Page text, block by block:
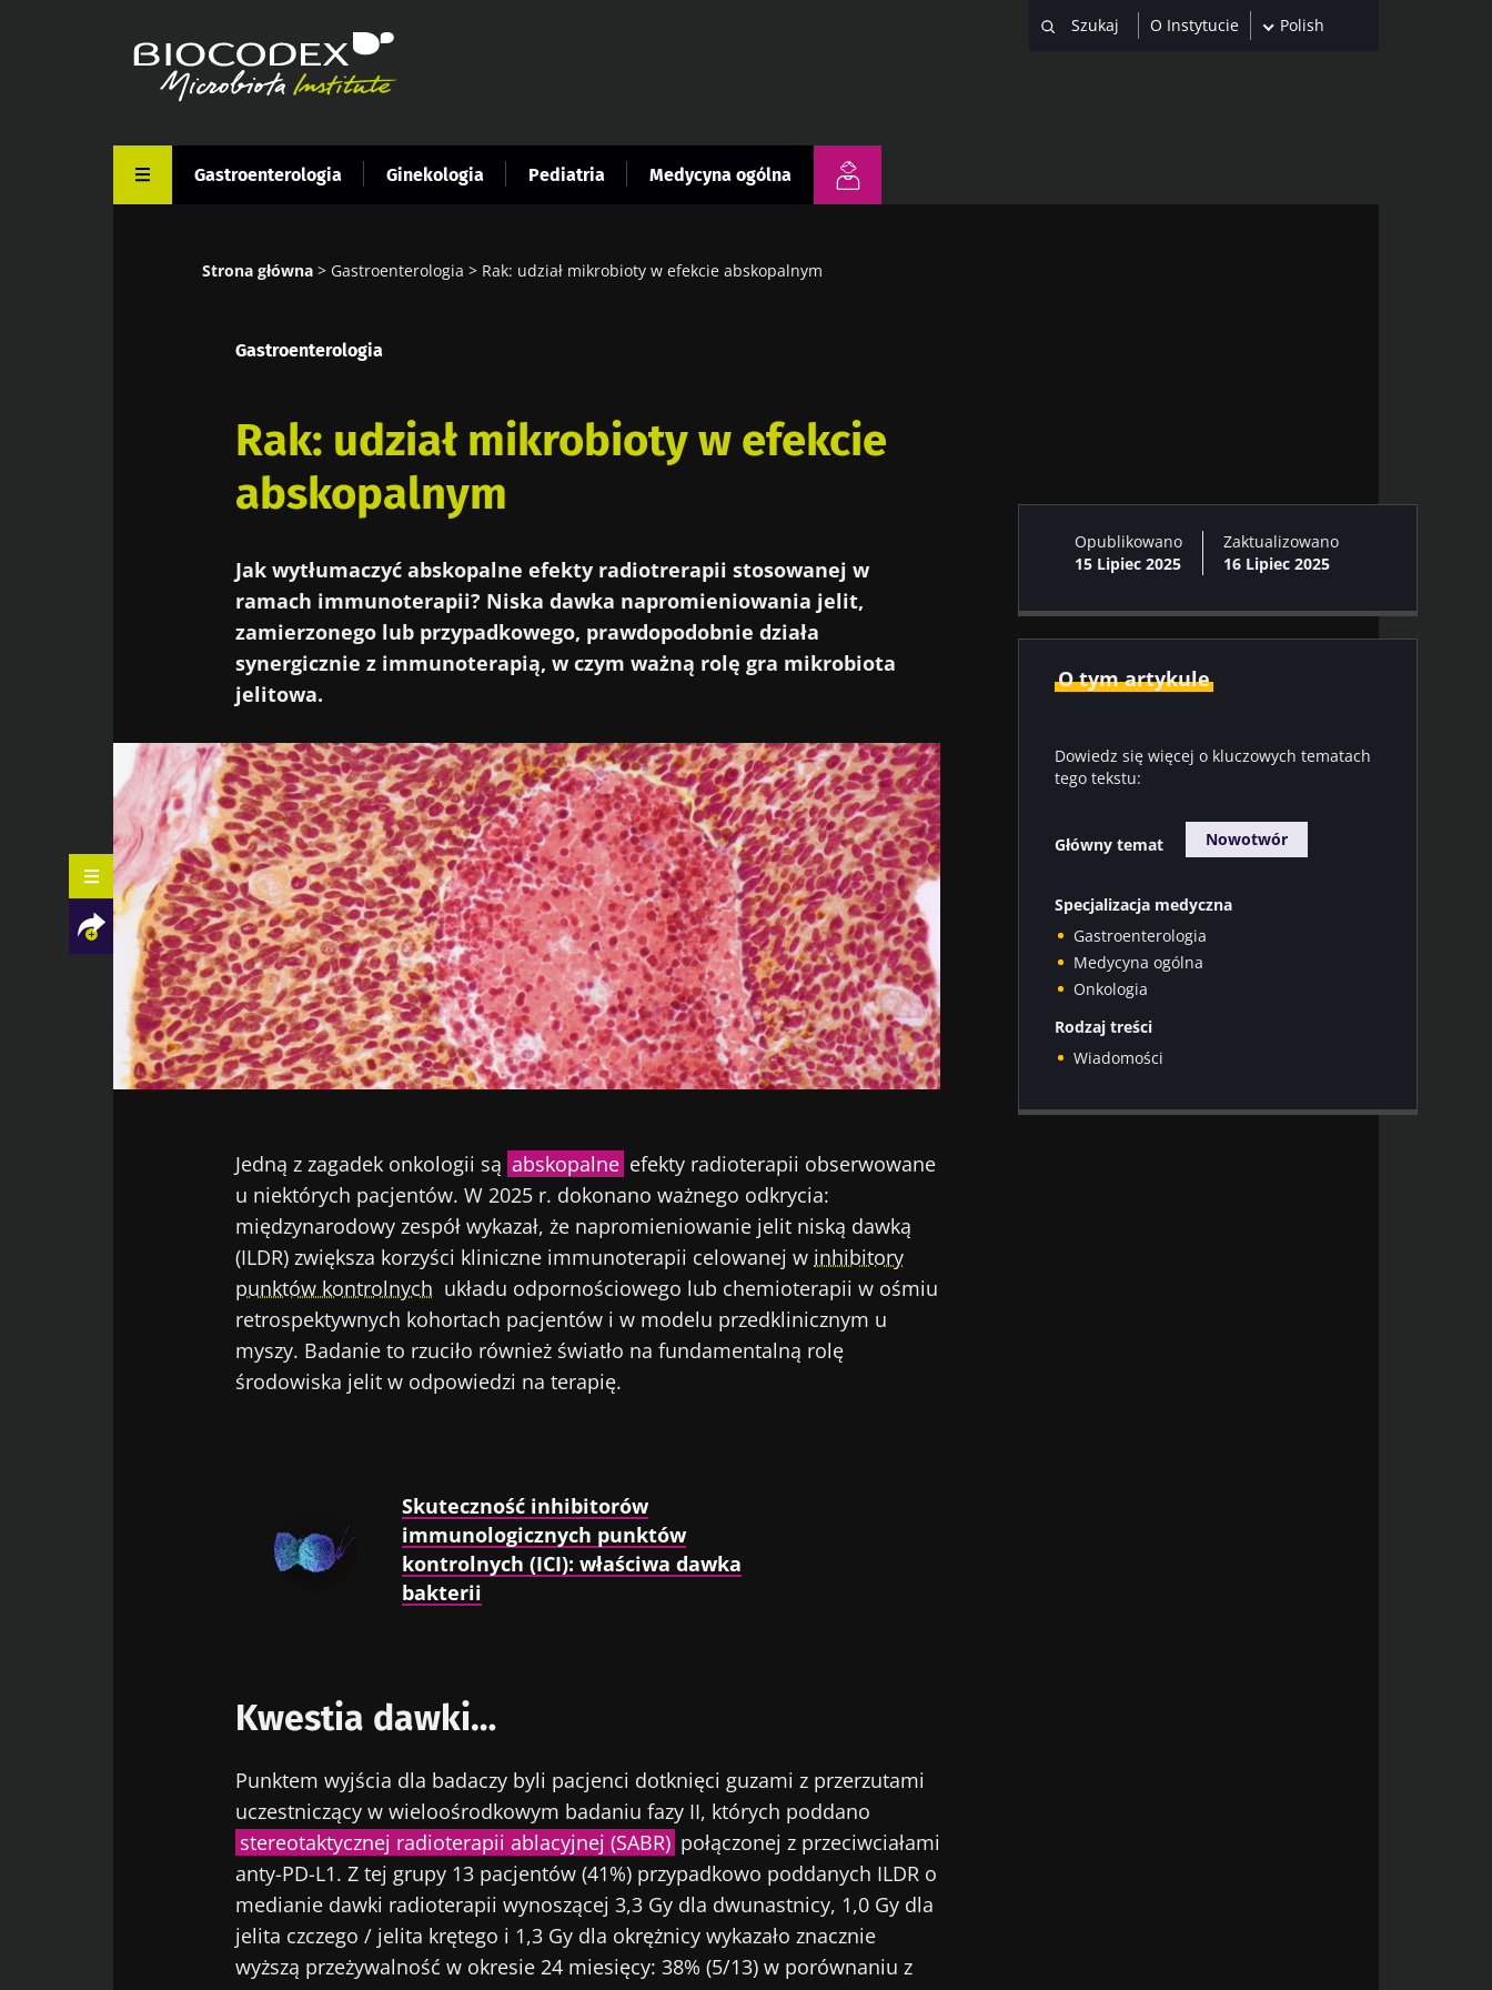
O Instytucie Polish
Gastroenterologia Ginekologia Pediatria Medycyna ogólna
Strona główna Gastroenterologia Rak: udział mikrobioty w efekcie abskopalnym
Gastroenterologia
Rak: udział mikrobioty w efekcie
abskopalnym
Jak wytłumaczyć abskopalne efekty radiotrerapii stosowanej w
ramach immunoterapii? Niska dawka napromieniowania jelit,
zamierzonego lub przypadkowego, prawdopodobnie działa
synergicznie z immunoterapią, w czym ważną rolę gra mikrobiota
jelitowa.
Facebook
TwitterLinkedIn
Mail
Jedną z zagadek onkologii są abskopalne efekty radioterapii obserwowane
u niektórych pacjentów. W 2025 r. dokonano ważnego odkrycia:
międzynarodowy zespół wykazał, że napromieniowanie jelit niską dawką
(ILDR) zwiększa korzyści kliniczne immunoterapii celowanej w inhibitory
punktów kontrolnych układu odpornościowego lub chemioterapii w ośmiu
retrospektywnych kohortach pacjentów i w modelu przedklinicznym u
myszy. Badanie to rzuciło również światło na fundamentalną rolę
środowiska jelit w odpowiedzi na terapię.
Skuteczność inhibitorów
immunologicznych punktów
kontrolnych (ICI): właściwa dawka
bakterii
Kwestia dawki…
Punktem wyjścia dla badaczy byli pacjenci dotknięci guzami z przerzutami
uczestniczący w wieloośrodkowym badaniu fazy II, których poddano
stereotaktycznej radioterapii ablacyjnej (SABR) połączonej z przeciwciałami
anty-PD-L1. Z tej grupy 13 pacjentów (41%) przypadkowo poddanych ILDR o
medianie dawki radioterapii wynoszącej 3,3 Gy dla dwunastnicy, 1,0 Gy dla
jelita czczego / jelita krętego i 1,3 Gy dla okrężnicy wykazało znacznie
wyższą przeżywalność w okresie 24 miesięcy: 38% (5/13) w porównaniu z
Opublikowano
15 Lipiec 2025
Zaktualizowano
16 Lipiec 2025
O tym artykule
Dowiedz się więcej o kluczowych tematach
tego tekstu:
Główny temat Nowotwór
Specjalizacja medyczna
Gastroenterologia
Medycyna ogólna
Onkologia
Rodzaj treści
Wiadomości